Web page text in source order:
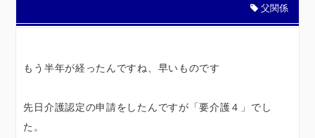
父関係
もう半年が経ったんですね、早いものです
先日介護認定の申請をしたんですが「要介護４」でし
た。